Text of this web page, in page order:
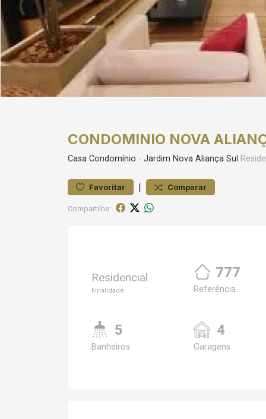
CONDOMINIO NOVA
Casa Condomínio - Jardim Nova Aliança Sul
Favoritar | Comparar
Compartilhe:
Residencial
Finalidade
777
Referência
5
Banheiros
4
Garagens